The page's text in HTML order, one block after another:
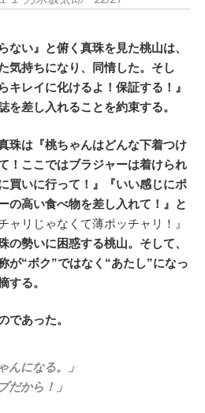
ない』と俯く真珠を見た桃山は、
気持ちになり、同情した。そし
キレイに化けるよ！保証する！』
を差し入れることを約束する。
珠は『桃ちゃんはどんな下着つけ
！ここではブラジャーは着けられ
買いに行って！』『いい感じにポ
の高い食べ物を差し入れて！』と
ャリじゃなくて薄ポッチャリ！』
の勢いに困惑する桃山。そして、
が“ボク”ではなく“あたし”になっ
する。
であった。
んになる。」
だから！」